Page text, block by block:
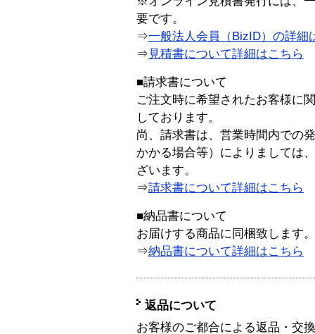
要です。
⇒一般法人会員（BizID）の詳細
⇒ 見積書について詳細はこちら
■請求書について
ご注文時に希望されたお客様に
しております。
尚、請求書は、営業時間内での
かかる場合等）によりましては
ざいます。
⇒請求書について詳細はこちら
■納品書について
お届けする商品に同梱致します。
⇒納品書について詳細はこちら
返品について
お客様のご都合による返品・交